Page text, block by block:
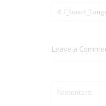
Nawigacja
wpisu
Leave a